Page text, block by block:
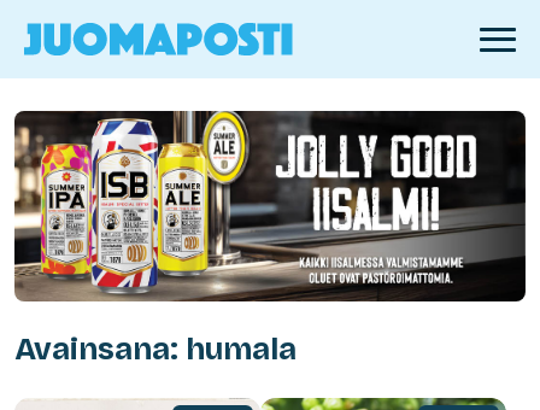
Avainsana: humala